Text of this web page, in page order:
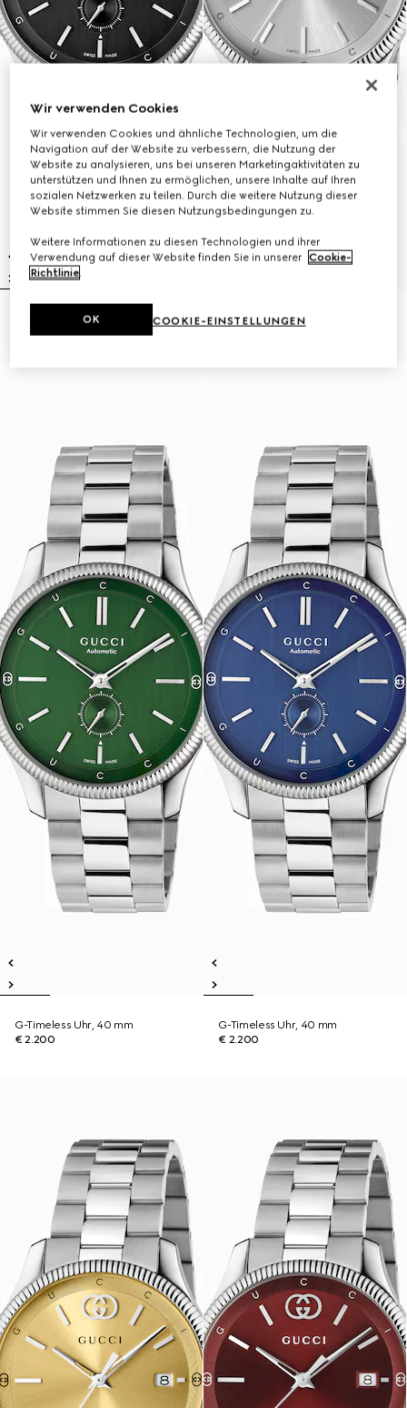
G-Timeless Uhr, 40 mm
€ 2.200
G-Timeless Uhr, 38 mm
G-Timeless Uhr, 40 mm
€ 2.200
G-Timeless Uhr, 40 mm
€ 2.200
Wir verwenden Cookies
Wir verwenden Cookies und ähnliche Technologien, um die
Navigation auf der Website zu verbessern, die Nutzung der
Website zu analysieren, uns bei unseren Marketingaktivitäten zu
unterstützen und Ihnen zu ermöglichen, unsere Inhalte auf Ihren
sozialen Netzwerken zu teilen. Durch die weitere Nutzung dieser
Website stimmen Sie diesen Nutzungsbedingungen zu.
Weitere Informationen zu diesen Technologien und ihrer
Verwendung auf dieser Website finden Sie in unserer Cookie-
Richtlinie.
COOKIE-EINSTELLUNGEN
OK